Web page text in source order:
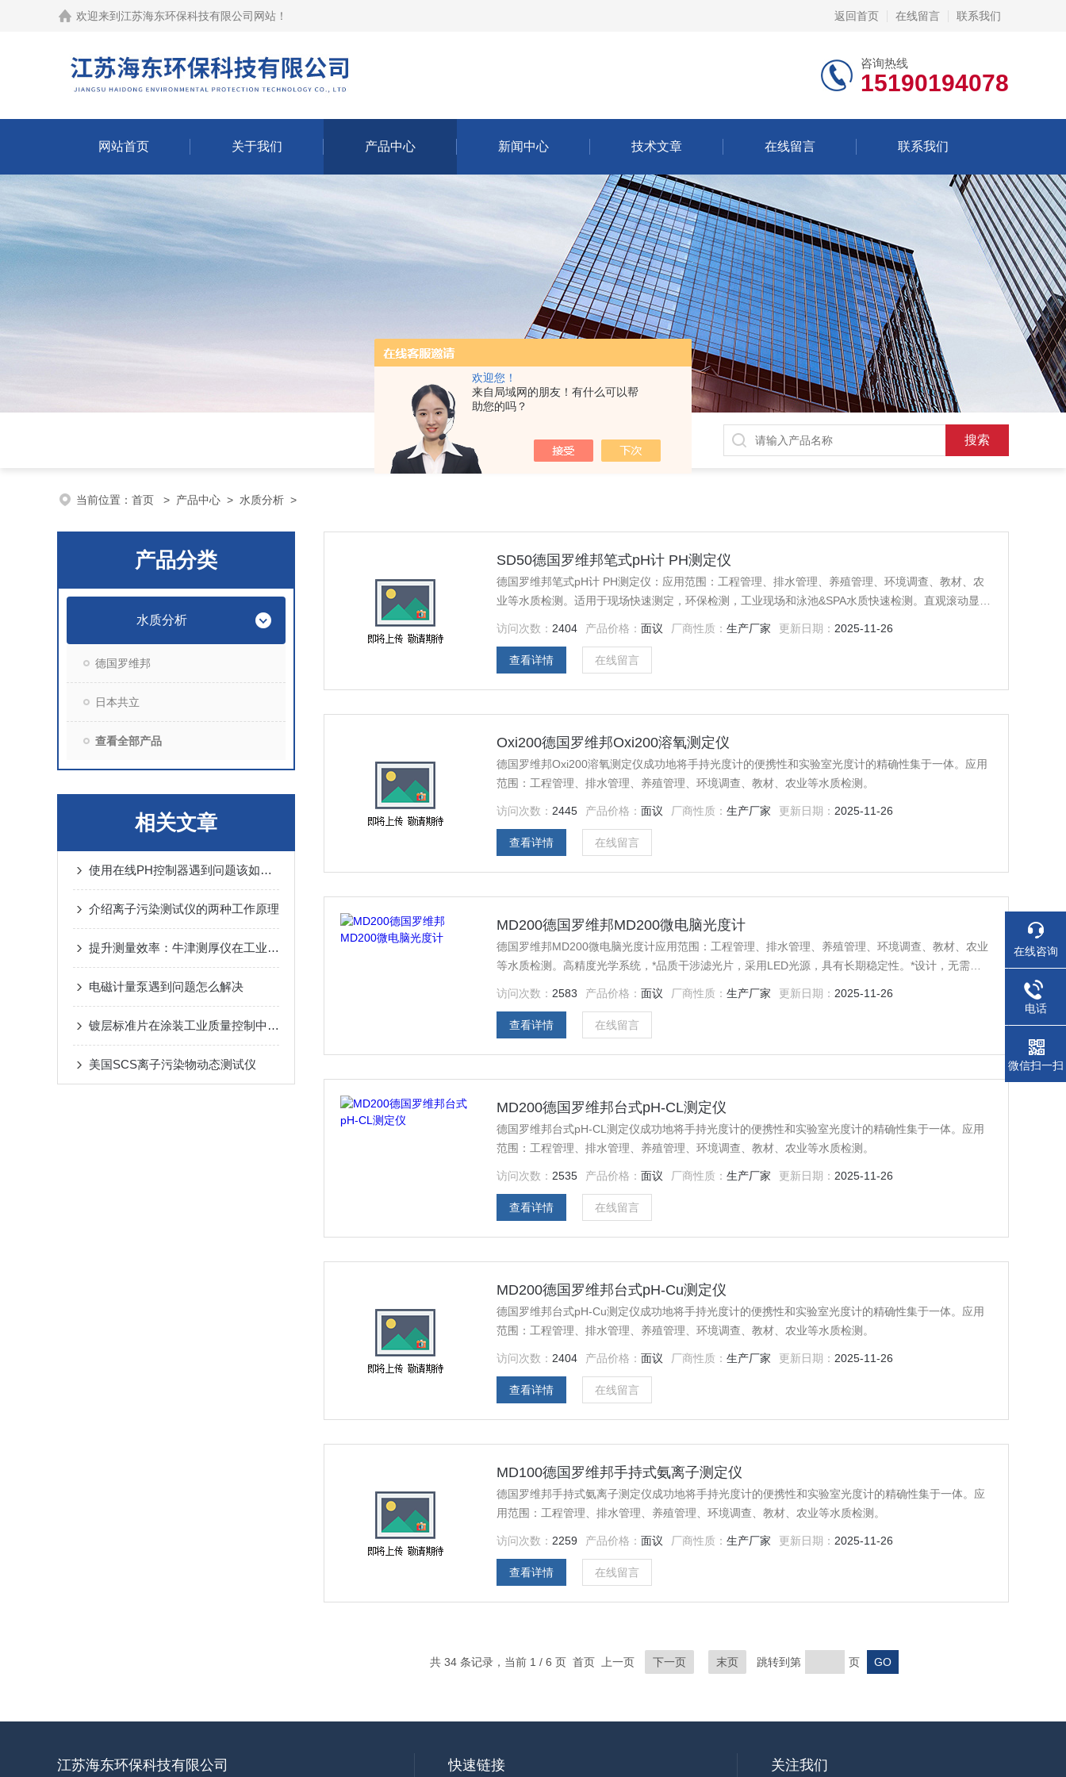
欢迎您！
来自局域网的朋友！有什么可以帮
助您的吗？
欢迎来到江苏海东环保科技有限公司网站！ 返回首页 在线留言 联系我们
咨询热线
15190194078
网站首页 关于我们 产品中心 新闻中心 技术文章 在线留言 联系我们
当前位置： 首页 > 产品中心 > 水质分析 >
产品分类
水质分析
德国罗维邦
日本共立
查看全部产品
相关文章
使用在线PH控制器遇到问题该如何处理
介绍离子污染测试仪的两种工作原理
提升测量效率：牛津测厚仪在工业中的应用解析
电磁计量泵遇到问题怎么解决
镀层标准片在涂装工业质量控制中的应用及制作工艺优化
美国SCS离子污染物动态测试仪
SD50德国罗维邦笔式pH计 PH测定仪
德国罗维邦笔式pH计 PH测定仪：应用范围：工程管理、排水管理、养殖管理、环境调查、教材、农
业等水质检测。适用于现场快速测定，环保检测，工业现场和泳池&SPA水质快速检测。直观滚动显示
访问次数： 2404 产品价格：面议 厂商性质：生产厂家 更新日期： 2025-11-26
查看详情 在线留言
Oxi200德国罗维邦Oxi200溶氧测定仪
德国罗维邦Oxi200溶氧测定仪成功地将手持光度计的便携性和实验室光度计的精确性集于一体。应用
范围：工程管理、排水管理、养殖管理、环境调查、教材、农业等水质检测。
访问次数： 2445 产品价格：面议 厂商性质：生产厂家 更新日期： 2025-11-26
查看详情 在线留言
MD200德国罗维邦MD200微电脑光度计
德国罗维邦MD200微电脑光度计应用范围：工程管理、排水管理、养殖管理、环境调查、教材、农业
等水质检测。高精度光学系统，*品质干涉滤光片，采用LED光源，具有长期稳定性。*设计，无需任
访问次数： 2583 产品价格：面议 厂商性质：生产厂家 更新日期： 2025-11-26
查看详情 在线留言
MD200德国罗维邦台式pH-CL测定仪
德国罗维邦台式pH-CL测定仪成功地将手持光度计的便携性和实验室光度计的精确性集于一体。应用
范围：工程管理、排水管理、养殖管理、环境调查、教材、农业等水质检测。
访问次数： 2535 产品价格：面议 厂商性质：生产厂家 更新日期： 2025-11-26
查看详情 在线留言
MD200德国罗维邦台式pH-Cu测定仪
德国罗维邦台式pH-Cu测定仪成功地将手持光度计的便携性和实验室光度计的精确性集于一体。应用
范围：工程管理、排水管理、养殖管理、环境调查、教材、农业等水质检测。
访问次数： 2404 产品价格：面议 厂商性质：生产厂家 更新日期： 2025-11-26
查看详情 在线留言
MD100德国罗维邦手持式氨离子测定仪
德国罗维邦手持式氨离子测定仪成功地将手持光度计的便携性和实验室光度计的精确性集于一体。应
用范围：工程管理、排水管理、养殖管理、环境调查、教材、农业等水质检测。
访问次数： 2259 产品价格：面议 厂商性质：生产厂家 更新日期： 2025-11-26
查看详情 在线留言
共 34 条记录，当前 1 / 6 页 首页 上一页 下一页 末页 跳转到第 页
江苏海东环保科技有限公司 快速链接 关注我们
在线咨询
电话
微信扫一扫